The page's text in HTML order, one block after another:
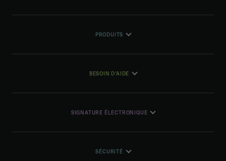
PRODUITS
BESOIN D'AIDE
SIGNATURE ÉLECTRONIQUE
SÉCURITÉ